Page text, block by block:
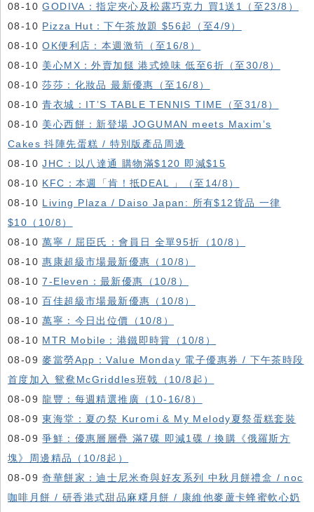
08-10GODIVA：指定夾心及松露巧克力 買1送1（至23/8）
08-10 Pizza Hut：下午茶放題 $56起（至4/9）
08-10OK便利店：本週激筍（至16/8）
08-10 美心MX：外賣加餸 港式燒味 低至6折（至30/8）
08-10莎莎：化妝品 最新優惠（至16/8）
08-10青衣城：IT’S TABLE TENNIS TIME（至31/8）
08-10 美心西餅：新登場 JOGUMAN meets Maxim’s
Cakes 抖陣先蛋糕 / 特別版產品周邊
08-10JHC：以八達通 購物滿$120 即減$15
08-10 KFC ：本週「肯！抵DEAL 」（至14/8）
08-10 Living Plaza / Daiso Japan: 所有$12貨品 一律
$10（10/8）
08-10萬寧 / 屈臣氏：會員日 全單95折（10/8）
08-10惠康超級市場最新優惠（10/8）
08-107-Eleven：最新優惠（10/8）
08-10百佳超級市場最新優惠（10/8）
08-10萬寧：今日出位價（10/8）
08-10 MTR Mobile：港鐵即時賞（10/8）
08-09麥當勞App：Value Monday 電子優惠券 / 下午茶時段
首度加入 鴛鴦McGriddles班戟（10/8起）
08-09龍豐：每週精選推廣（10-16/8）
08-09東海堂：夏の祭 Kuromi & My Melody夏祭蛋糕套裝
08-09爭鮮：優惠層層疊 滿7碟 即減1碟 / 換購《俄羅斯方
塊》周邊精品（10/8起）
08-09奇華餅家：迪士尼米奇與好友系列 中秋月餅禮盒 / noc
咖啡月餅 / 研香港式甜品麻糬月餅 / 康維他麥蘆卡蜂蜜軟心奶